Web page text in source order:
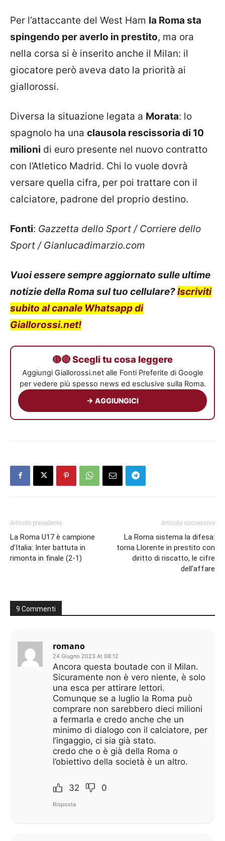
Per l’attaccante del West Ham la Roma sta
spingendo per averlo in prestito, ma ora
nella corsa si è inserito anche il Milan: il
giocatore però aveva dato la priorità ai
giallorossi.
Diversa la situazione legata a Morata: lo
spagnolo ha una clausola rescissoria di 10
milioni di euro presente nel nuovo contratto
con l’Atletico Madrid. Chi lo vuole dovrà
versare quella cifra, per poi trattare con il
calciatore, padrone del proprio destino.
Fonti: Gazzetta dello Sport / Corriere dello
Sport / Gianlucadimarzio.com
Vuoi essere sempre aggiornato sulle ultime
notizie della Roma sul tuo cellulare?Iscriviti
subito al canale Whatsapp di
Giallorossi.net!
🟡🔴 Scegli tu cosa leggere
Aggiungi Giallorossi.net alle Fonti Preferite di Google
per vedere più spesso news ed esclusive sulla Roma.
→ AGGIUNGICI
Articolo precedente
La Roma U17 è campione
d’Italia: Inter battuta in
rimonta in finale (2-1)
Articolo successivo
La Roma sistema la difesa:
torna Llorente in prestito con
diritto di riscatto, le cifre
dell’affare
9 Commenti
romano
24 Giugno 2023 At 08:12
Ancora questa boutade con il Milan.
Sicuramente non è vero niente, è solo
una esca per attirare lettori.
Comunque se a luglio la Roma può
comprare non sarebbero dieci milioni
a fermarla e credo anche che un
minimo di dialogo con il calciatore, per
l’ingaggio, ci sia già stato.
credo che o è già della Roma o
l’obiettivo della società è un altro.
32 0
Risposta